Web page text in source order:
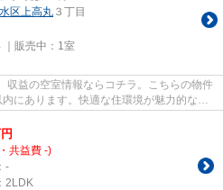
区上高丸 ３丁目
販売中： 1室
益の空室情報ならコチラ。こちらの物件
にあります。快適な住環境が魅力的な中
円
共益費 -)
-
2LDK